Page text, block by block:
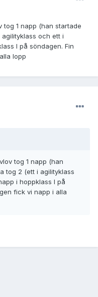
tog 1 napp (han startade
och ett i
I på söndagen. Fin
lopp
tog 1 napp (han
tog 2 (ett i agilityklass
i hoppklass I på
fick vi napp i alla